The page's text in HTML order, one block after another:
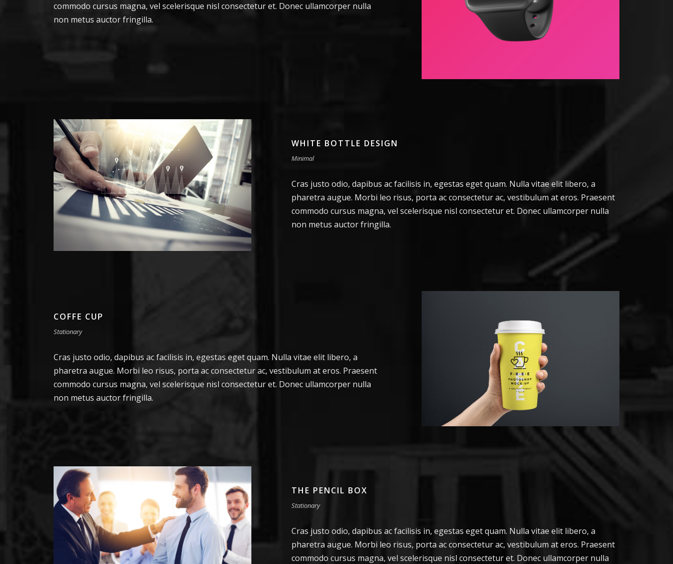
commodo cursus magna, vel scelerisque nisl consectetur et. Donec ullamcorper nulla
non metus auctor fringilla.
WHITE BOTTLE DESIGN
Minimal
Cras justo odio, dapibus ac facilisis in, egestas eget quam. Nulla vitae elit libero, a
pharetra augue. Morbi leo risus, porta ac consectetur ac, vestibulum at eros. Praesent
commodo cursus magna, vel scelerisque nisl consectetur et. Donec ullamcorper nulla
non metus auctor fringilla.
COFFE CUP
Stationary
Cras justo odio, dapibus ac facilisis in, egestas eget quam. Nulla vitae elit libero, a
pharetra augue. Morbi leo risus, porta ac consectetur ac, vestibulum at eros. Praesent
commodo cursus magna, vel scelerisque nisl consectetur et. Donec ullamcorper nulla
non metus auctor fringilla.
THE PENCIL BOX
Stationary
Cras justo odio, dapibus ac facilisis in, egestas eget quam. Nulla vitae elit libero, a
pharetra augue. Morbi leo risus, porta ac consectetur ac, vestibulum at eros. Praesent
commodo cursus magna, vel scelerisque nisl consectetur et. Donec ullamcorper nulla